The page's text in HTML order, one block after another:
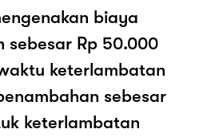
biaya
sebesar Rp 50.000
keterlambatan
sebesar
keterlambatan